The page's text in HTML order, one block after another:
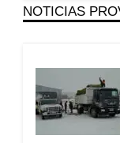
NOTICIAS